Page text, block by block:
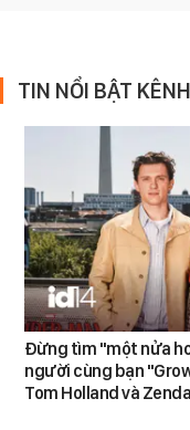
TIN NỔI BẬT
Đừng tìm "một nửa
người cùng bạn
Tom Holland và